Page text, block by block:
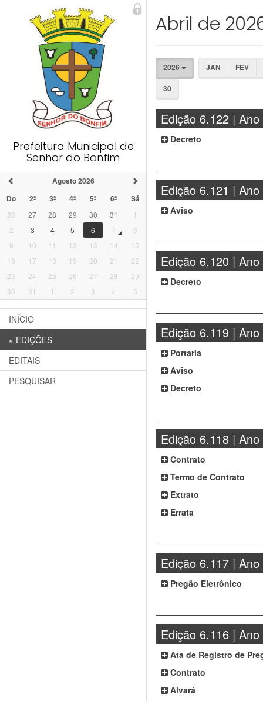
Prefeitura Municipal de
Senhor do Bonfim
Agosto 2026
Do
2ª 3ª 4ª 5ª 6ª Sá
26 27 28 29 30 31
1
2
3 4 5 6 7
8
9
10 11 12 13 14
15
16
17 18 19 20 21
22
23
24 25 26 27 28
29
30
31 1 2 3 4 5
INÍCIO
» EDIÇÕES
EDITAIS
PESQUISAR
Abril de
2026 JAN
FEV
30
Edição 6.122 | Ano
Decreto
Edição 6.121 | Ano
Aviso
Edição 6.120 | Ano
Decreto
Edição 6.119 | Ano
Portaria
Aviso
Decreto
Edição 6.118 | Ano
Contrato
Termo de Contrato
Extrato
Errata
Edição 6.117 | Ano
Pregão Eletrônico
Edição 6.116 | Ano
Ata de Registro de
Contrato
Alvará